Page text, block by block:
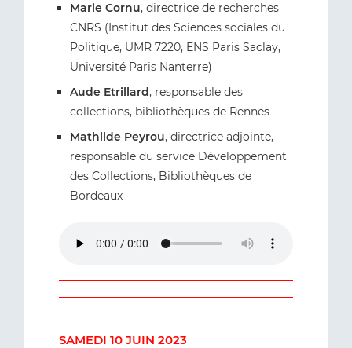
Marie Cornu, directrice de recherches
CNRS (Institut des Sciences sociales du
Politique, UMR 7220, ENS Paris Saclay,
Université Paris Nanterre)
Aude Etrillard, responsable des
collections, bibliothèques de Rennes
Mathilde Peyrou, directrice adjointe,
responsable du service Développement
des Collections, Bibliothèques de
Bordeaux
SAMEDI 10 JUIN 2023